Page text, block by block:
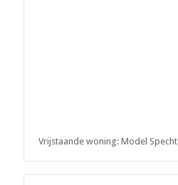
Vrijstaande woning: Model Specht